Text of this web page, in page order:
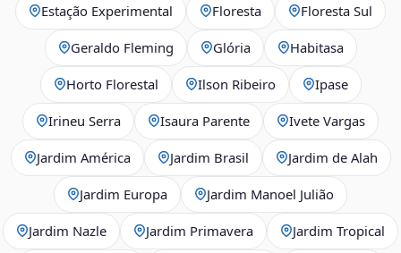
Estação Experimental Floresta Floresta Sul
Geraldo Fleming Glória Habitasa
Horto Florestal Ilson Ribeiro Ipase
Irineu Serra Isaura Parente Ivete Vargas
Jardim América Jardim Brasil Jardim de Alah
Jardim Europa Jardim Manoel Julião
Jardim Nazle Jardim Primavera Jardim Tropical